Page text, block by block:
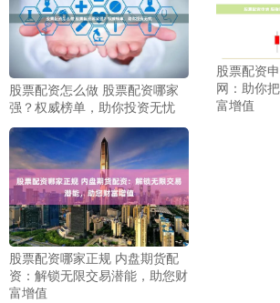
股票配资怎么做 股票配资哪家
强？权威榜单，助你投资无忧
股票配资
网：助你
富增值
股票配资哪家正规 内盘期货配
资：解锁无限交易潜能，助您财
富增值